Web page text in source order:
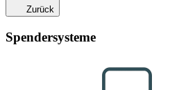
Zurück
Spendersysteme